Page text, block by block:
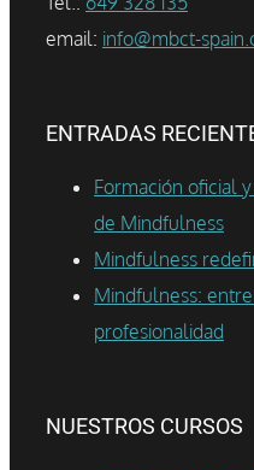
email: info@mbct-
ENTRADAS
Formación oficial
de Mindfulness
Mindfulness
Mindfulness:
profesionalidad
NUESTROS CURSOS